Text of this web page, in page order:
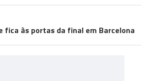
fica às portas da final em Barcelona